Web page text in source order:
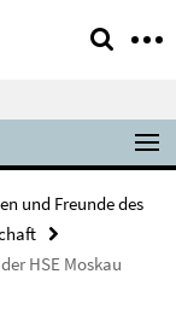
und Freunde des
HSE Moskau